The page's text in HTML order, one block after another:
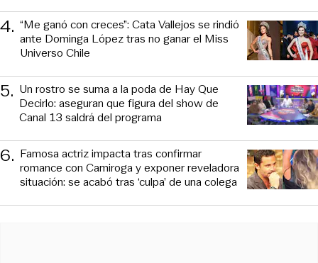
4. “Me ganó con creces”: Cata Vallejos se rindió
ante Dominga López tras no ganar el Miss
Universo Chile
5. Un rostro se suma a la poda de Hay Que
Decirlo: aseguran que figura del show de
Canal 13 saldrá del programa
6. Famosa actriz impacta tras confirmar
romance con Camiroga y exponer reveladora
situación: se acabó tras ‘culpa’ de una colega